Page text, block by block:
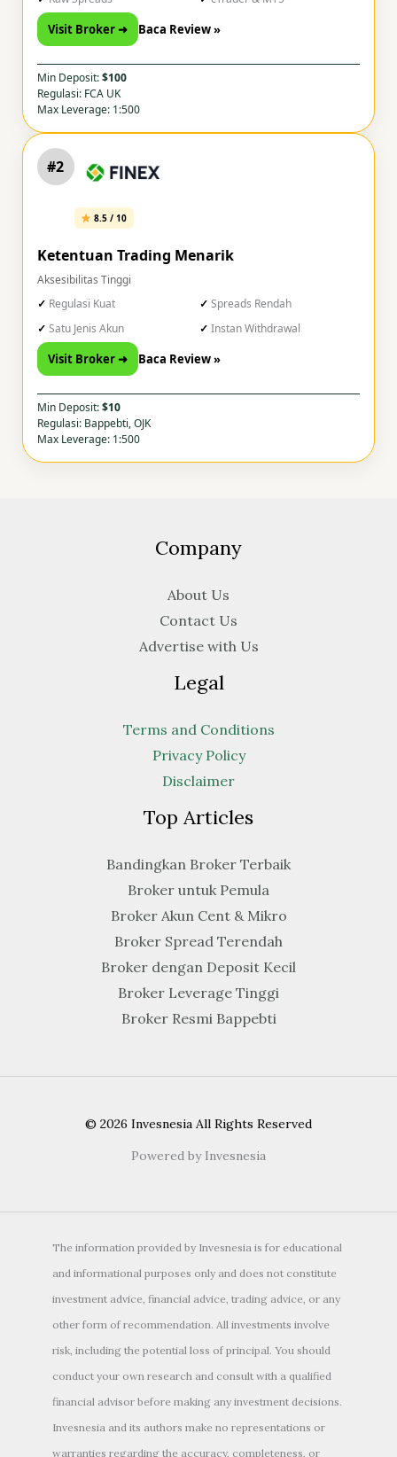
Visit Broker ➜ Baca Review »
Min Deposit:$100
Regulasi: FCA UK
Max Leverage: 1:500
#2
8.5 / 10
Ketentuan Trading Menarik
Aksesibilitas Tinggi
Regulasi Kuat
Spreads Rendah
Satu Jenis Akun
Instan Withdrawal
Visit Broker ➜ Baca Review »
Min Deposit:$10
Regulasi: Bappebti, OJK
Max Leverage: 1:500
Company
About Us
Contact Us
Advertise with Us
Legal
Terms and Conditions
Privacy Policy
Disclaimer
Top Articles
Bandingkan Broker Terbaik
Broker untuk Pemula
Broker Akun Cent & Mikro
Broker Spread Terendah
Broker dengan Deposit Kecil
Broker Leverage Tinggi
Broker Resmi Bappebti
© 2026 Invesnesia All Rights Reserved
Powered by Invesnesia
The information provided by Invesnesia is for educational
and informational purposes only and does not constitute
investment advice, financial advice, trading advice, or any
other form of recommendation. All investments involve
risk, including the potential loss of principal. You should
conduct your own research and consult with a qualified
financial advisor before making any investment decisions.
Invesnesia and its authors make no representations or
warranties regarding the accuracy, completeness, or